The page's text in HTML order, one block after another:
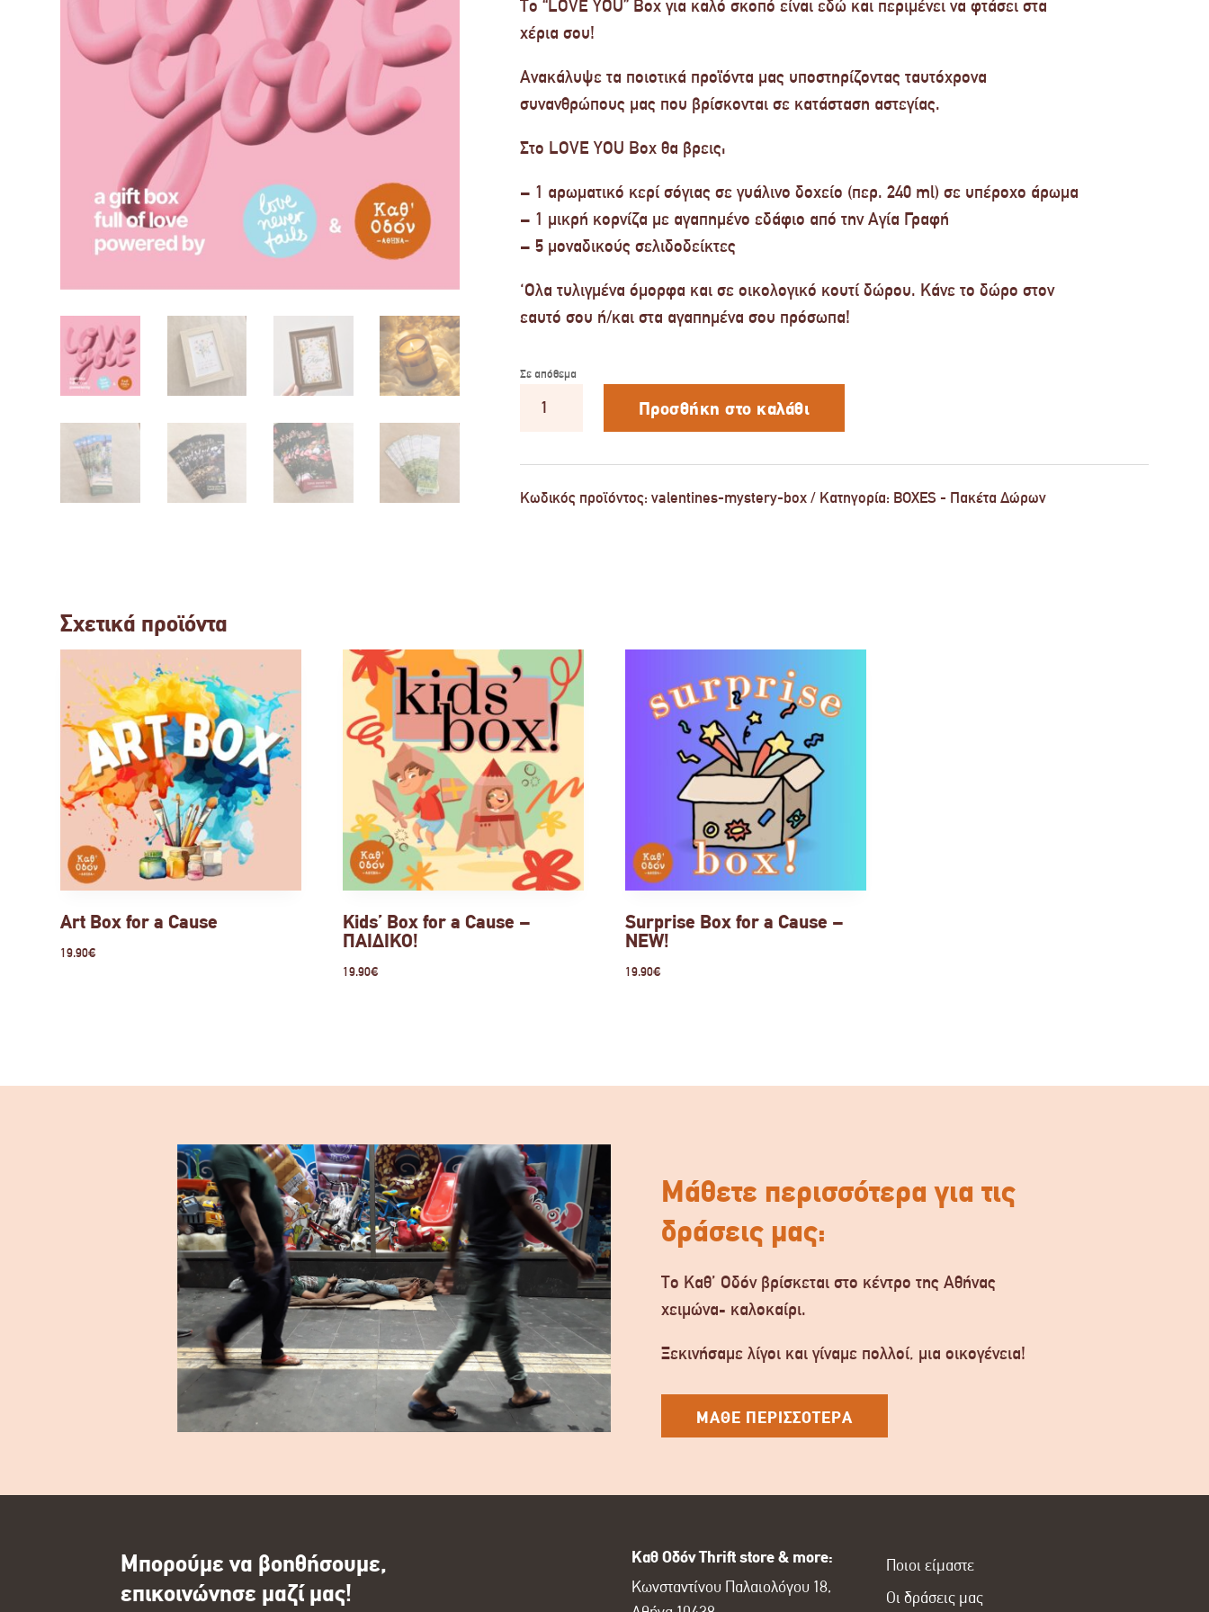
Το “LOVE YOU” Box για καλό σκοπό είναι εδώ και περιμένει να φτάσει στα
χέρια σου!
Ανακάλυψε τα ποιοτικά προϊόντα μας υποστηρίζοντας ταυτόχρονα
συνανθρώπους μας που βρίσκονται σε κατάσταση αστεγίας.
Στο LOVE YOU Box θα βρεις:
– 1 αρωματικό κερί σόγιας σε γυάλινο δοχείο (περ. 240 ml) σε υπέροχο άρωμα
– 1 μικρή κορνίζα με αγαπημένο εδάφιο από την Αγία Γραφή
– 5 μοναδικούς σελιδοδείκτες
‘Ολα τυλιγμένα όμορφα και σε οικολογικό κουτί δώρου. Κάνε το δώρο στον
εαυτό σου ή/και στα αγαπημένα σου πρόσωπα!
Σε απόθεμα
YOU"
Προσθήκη στο καλάθι
Κωδικός προϊόντος: valentines-mystery-box Κατηγορία: BOXES - Πακέτα Δώρων
Σχετικά προϊόντα
Art Box for a Cause
19.90€
Kids’ Box for a Cause –
ΠΑΙΔΙΚΟ!
19.90€
Surprise Box for a Cause –
NEW!
19.90€
Μάθετε περισσότερα για τις
δράσεις μας:
Το Καθ’ Οδόν βρίσκεται στο κέντρο της Αθήνας
χειμώνα- καλοκαίρι.
Ξεκινήσαμε λίγοι και γίναμε πολλοί, μια οικογένεια!
ΜΑΘΕ ΠΕΡΙΣΣΟΤΕΡΑ
Μπορούμε να βοηθήσουμε,
επικοινώνησε μαζί μας!
Καθ Οδόν Thrift store & more:
Κωνσταντίνου Παλαιολόγου 18,
Ποιοι είμαστε
Οι δράσεις μας